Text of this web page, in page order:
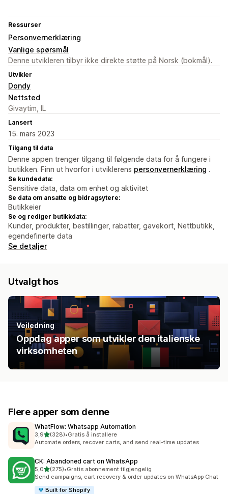
Ressurser
Personvernerklæring
Vanlige spørsmål
Denne utvikleren tilbyr ikke direkte støtte på Norsk (bokmål).
Utvikler
Dondy
Nettsted
Givaytim, IL
Lansert
15. mars 2023
Tilgang til data
Denne appen trenger tilgang til følgende data for å fungere i
butikken. Finn ut hvorfor i utviklerens personvernerklæring .
Se kundedata:
Sensitive data, data om enhet og aktivitet
Se data om ansatte og bidragsytere:
Butikkeier
Se og rediger butikkdata:
Kunder, produkter, bestillinger, rabatter, gavekort, Nettbutikk,
egendefinerte data
Se detaljer
Utvalgt hos
Veiledning
Oppdag apper som utvikler den italienske
virksomheten
Flere apper som denne
WhatFlow: Whatsapp Automation
3,9av 5 stjerner
(328)
Totalt 328 omtaler
•Gratis å installere
Automate orders, recover carts, and send real-time updates
CK: Abandoned cart on WhatsApp
5,0av 5 stjerner
(275)
Totalt 275 omtaler
•Gratis abonnement tilgjengelig
Send campaigns, cart recovery & order updates on WhatsApp Chat
Built for Shopify